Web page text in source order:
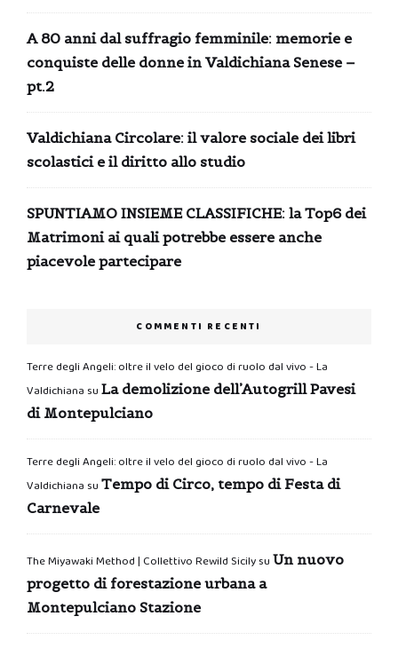
A 80 anni dal suffragio femminile: memorie e
conquiste delle donne in Valdichiana Senese –
pt.2
Valdichiana Circolare: il valore sociale dei libri
scolastici e il diritto allo studio
SPUNTIAMO INSIEME CLASSIFICHE: la Top6 dei
Matrimoni ai quali potrebbe essere anche
piacevole partecipare
COMMENTI RECENTI
Terre degli Angeli: oltre il velo del gioco di ruolo dal vivo - La
Valdichiana su La demolizione dell’Autogrill Pavesi
di Montepulciano
Terre degli Angeli: oltre il velo del gioco di ruolo dal vivo - La
Valdichiana su Tempo di Circo, tempo di Festa di
Carnevale
The Miyawaki Method | Collettivo Rewild Sicilysu Un nuovo
progetto di forestazione urbana a
Montepulciano Stazione